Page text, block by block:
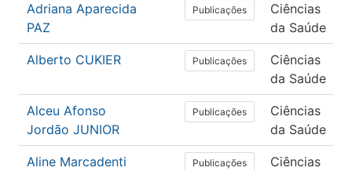
Adriana Aparecida
PAZ
Publicações
Ciências
da Saúde
Alberto CUKIER Publicações
Ciências
da Saúde
Alceu Afonso
Jordão JUNIOR
Publicações
Ciências
da Saúde
Aline Marcadenti
Publicações
Ciências